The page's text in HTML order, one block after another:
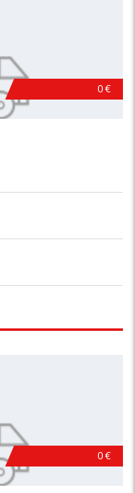
0 €
0 €